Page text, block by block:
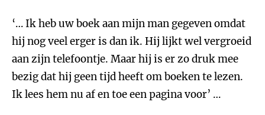
‘… Ik heb uw boek aan mijn man gegeven omdat
hij nog veel erger is dan ik. Hij lijkt wel vergroeid
aan zijn telefoontje. Maar hij is er zo druk mee
bezig dat hij geen tijd heeft om boeken te lezen.
Ik lees hem nu af en toe een pagina voor’ …